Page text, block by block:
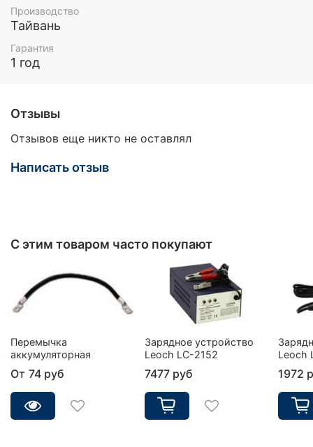
Производство
Тайвань
Гарантия
1 год
Отзывы
Отзывов еще никто не оставлял
Написать отзыв
С этим товаром часто покупают
Перемычка
аккумуляторная
От 74 руб
Зарядное устройство
Leoch LC-2152
7477 руб
Leoch
1972